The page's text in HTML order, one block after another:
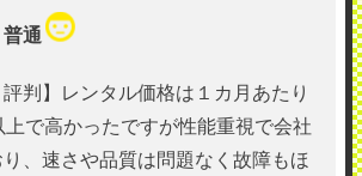
普通
評判】レンタル価格は１カ月あたり
上で高かったですが性能重視で会社
、速さや品質は問題なく故障もほ